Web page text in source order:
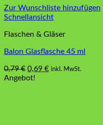
Zur Wunschliste hinzufügen
Schnellansicht
Flaschen & Gläser
Balon Glasflasche 45 ml
0,79€ Ursprünglicher
Preis
0,69 €Aktueller
inkl. MwSt.
Angebot!